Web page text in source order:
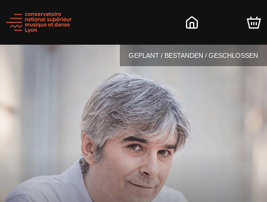
GEPLANT / BESTANDEN / GESCHLOSSEN